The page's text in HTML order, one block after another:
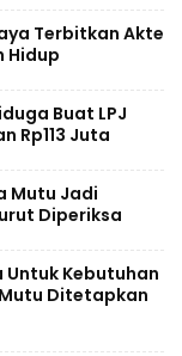
Terbitkan Akte
Hidup
Buat LPJ
Rp113 Juta
Mutu Jadi
Diperiksa
Untuk Kebutuhan
Ditetapkan